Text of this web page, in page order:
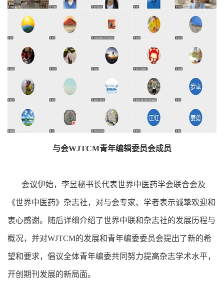
与会WJTCM青年编辑委员会成员
会议伊始，李昱秘书长代表世界中医药学会联合会及
《世界中医药》杂志社，对与会专家、学者表示诚挚欢迎和
衷心感谢。随后详细介绍了世界中联和杂志社的发展历程与
概况，并对WJTCM的发展和青年编委委员会提出了新的希
望和要求，倡议全体青年编委共同努力提高杂志学术水平，
开创期刊发展的新局面。